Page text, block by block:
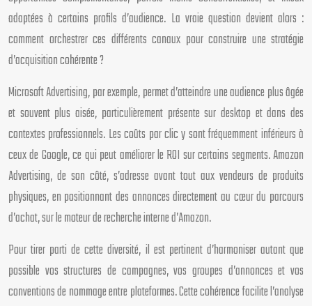
adaptées à certains profils d’audience. La vraie question devient alors :
comment orchestrer ces différents canaux pour construire une stratégie
d’acquisition cohérente ?
Microsoft Advertising, par exemple, permet d’atteindre une audience plus âgée
et souvent plus aisée, particulièrement présente sur desktop et dans des
contextes professionnels. Les coûts par clic y sont fréquemment inférieurs à
ceux de Google, ce qui peut améliorer le ROI sur certains segments. Amazon
Advertising, de son côté, s’adresse avant tout aux vendeurs de produits
physiques, en positionnant des annonces directement au cœur du parcours
d’achat, sur le moteur de recherche interne d’Amazon.
Pour tirer parti de cette diversité, il est pertinent d’harmoniser autant que
possible vos structures de campagnes, vos groupes d’annonces et vos
conventions de nommage entre plateformes. Cette cohérence facilite l’analyse